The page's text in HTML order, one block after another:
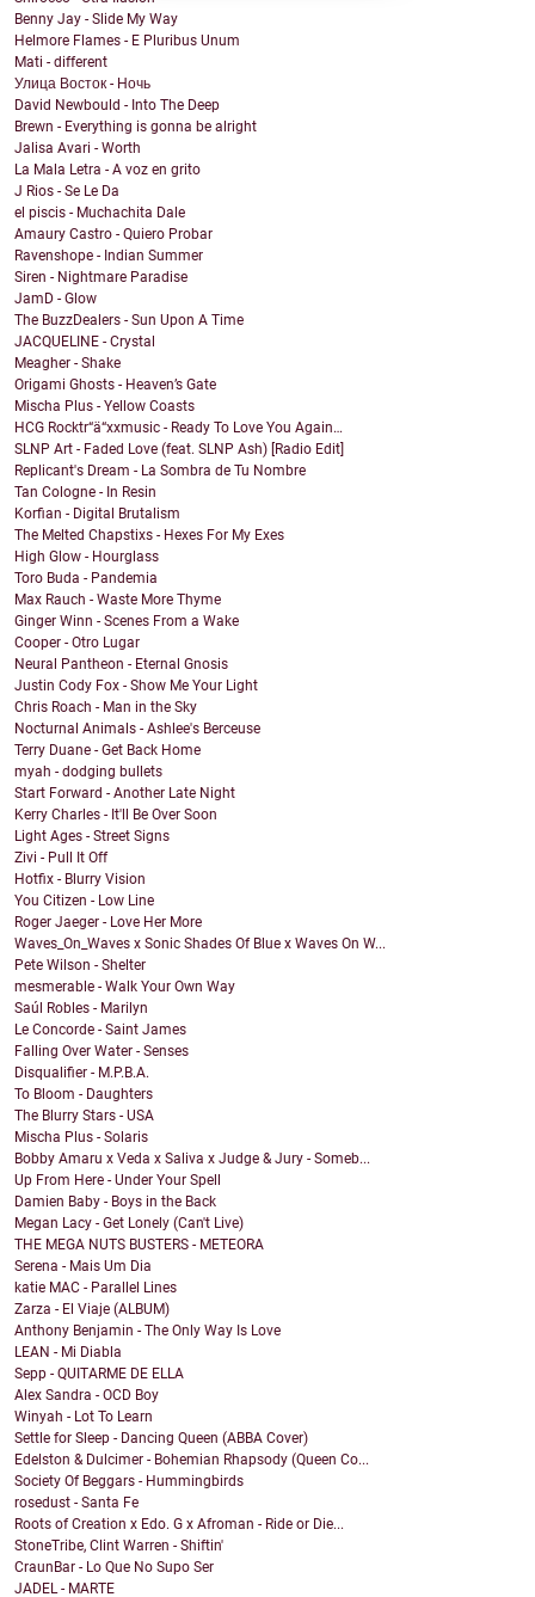
Benny Jay - Slide My Way
Helmore Flames - E Pluribus Unum
Mati - different
Улица Восток - Ночь
David Newbould - Into The Deep
Brewn - Everything is gonna be alright
Jalisa Avari - Worth
La Mala Letra - A voz en grito
J Rios - Se Le Da
el piscis - Muchachita Dale
Amaury Castro - Quiero Probar
Ravenshope - Indian Summer
Siren - Nightmare Paradise
JamD - Glow
The BuzzDealers - Sun Upon A Time
JACQUELINE - Crystal
Meagher - Shake
Origami Ghosts - Heaven’s Gate
Mischa Plus - Yellow Coasts
HCG Rocktr“ä“xxmusic - Ready To Love You Again…
SLNP Art - Faded Love (feat. SLNP Ash) [Radio Edit]
Replicant's Dream - La Sombra de Tu Nombre
Tan Cologne - In Resin
Korfian - Digital Brutalism
The Melted Chapstixs - Hexes For My Exes
High Glow - Hourglass
Toro Buda - Pandemia
Max Rauch - Waste More Thyme
Ginger Winn - Scenes From a Wake
Cooper - Otro Lugar
Neural Pantheon - Eternal Gnosis
Justin Cody Fox - Show Me Your Light
Chris Roach - Man in the Sky
Nocturnal Animals - Ashlee's Berceuse
Terry Duane - Get Back Home
myah - dodging bullets
Start Forward - Another Late Night
Kerry Charles - It'll Be Over Soon
Light Ages - Street Signs
Zivi - Pull It Off
Hotfix - Blurry Vision
You Citizen - Low Line
Roger Jaeger - Love Her More
Waves_On_Waves x Sonic Shades Of Blue x Waves On W...
Pete Wilson - Shelter
mesmerable - Walk Your Own Way
Saúl Robles - Marilyn
Le Concorde - Saint James
Falling Over Water - Senses
Disqualifier - M.P.B.A.
To Bloom - Daughters
The Blurry Stars - USA
Mischa Plus - Solaris
Bobby Amaru x Veda x Saliva x Judge & Jury - Someb...
Up From Here - Under Your Spell
Damien Baby - Boys in the Back
Megan Lacy - Get Lonely (Can't Live)
THE MEGA NUTS BUSTERS - METEORA
Serena - Mais Um Dia
katie MAC - Parallel Lines
Zarza - El Viaje (ALBUM)
Anthony Benjamin - The Only Way Is Love
LEAN - Mi Diabla
Sepp - QUITARME DE ELLA
Alex Sandra - OCD Boy
Winyah - Lot To Learn
Settle for Sleep - Dancing Queen (ABBA Cover)
Edelston & Dulcimer - Bohemian Rhapsody (Queen Co...
Society Of Beggars - Hummingbirds
rosedust - Santa Fe
Roots of Creation x Edo. G x Afroman - Ride or Die...
StoneTribe, Clint Warren - Shiftin'
CraunBar - Lo Que No Supo Ser
JADEL - MARTE